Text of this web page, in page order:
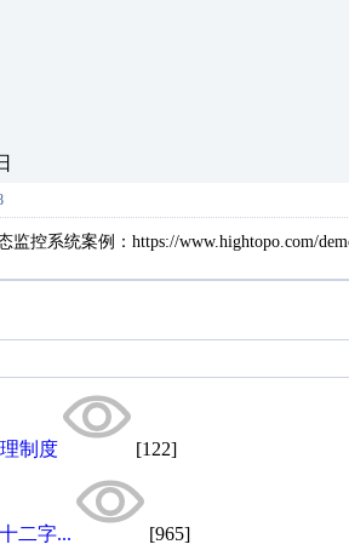
控系统案例：https://www.hightopo.com/
制度 [122]
二字... [965]